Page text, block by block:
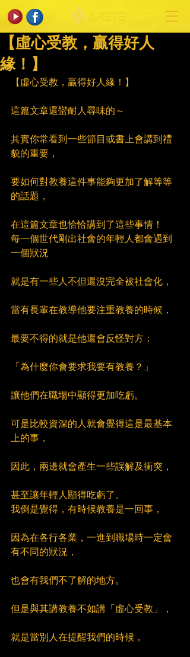
【虛心受教，贏得好人
緣！】
【虛心受教，贏得好人緣！】
這篇文章還蠻耐人尋味的～
其實你常看到一些節目或書上會講到禮
貌的重要，
要如何對教養這件事能夠更加了解等等
的話題，
在這篇文章也恰恰講到了這些事情！
每一個世代剛出社會的年輕人都會遇到
一個狀況
就是有一些人不但還沒完全被社會化，
當有長輩在教導他要注重教養的時候，
最要不得的就是他還會反怪對方：
「為什麼你會要求我要有教養？」
讓他們在職場中顯得更加吃虧。
可是比較資深的人就會覺得這是最基本
上的事，
因此，兩邊就會產生一些誤解及衝突，
甚至讓年輕人顯得吃虧了。
我倒是覺得，有時候教養是一回事，
因為在各行各業，一進到職場時一定會
有不同的狀況，
也會有我們不了解的地方。
但是與其講教養不如講「虛心受教」，
就是當別人在提醒我們的時候，